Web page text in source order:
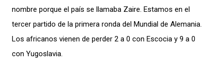
nombre porque el país se llamaba Zaire. Estamos en el
tercer partido de la primera ronda del Mundial de Alemania.
Los africanos vienen de perder 2 a 0 con Escocia y 9 a 0
con Yugoslavia.